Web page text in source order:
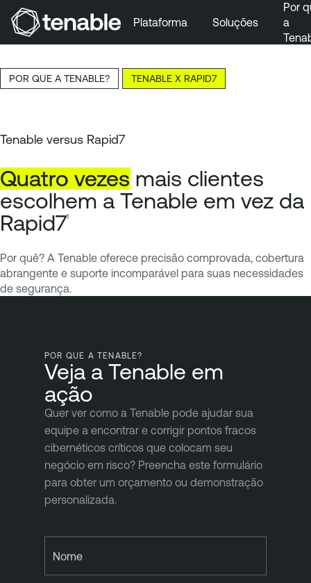
Ir para o conteúdo principal
Plataforma Soluções
Por
a
POR QUE A TENABLE? TENABLE X RAPID7
Tenable versus Rapid7
Quatro vezes mais clientes
escolhem a Tenable em vez da
Rapid71
Por quê? A Tenable oferece precisão comprovada, cobertura
abrangente e suporte incomparável para suas necessidades
de segurança.
POR QUE A TENABLE?
Veja a Tenable em
ação
Quer ver como a Tenable pode ajudar sua
equipe a encontrar e corrigir pontos fracos
cibernéticos críticos que colocam seu
negócio em risco? Preencha este formulário
para obter um orçamento ou demonstração
personalizada.
Nome